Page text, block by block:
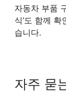
자동차 부품
식’도 함께
습니다.
자주 묻